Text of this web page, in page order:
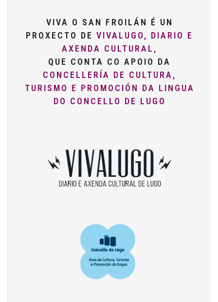
VIVA O SAN FROILÁN É UN
PROXECTO DE VIVALUGO, DIARIO E
AXENDA CULTURAL,
QUE CONTA CO APOIO DA
CONCELLERÍA DE CULTURA,
TURISMO E PROMOCIÓN DA LINGUA
DO CONCELLO DE LUGO